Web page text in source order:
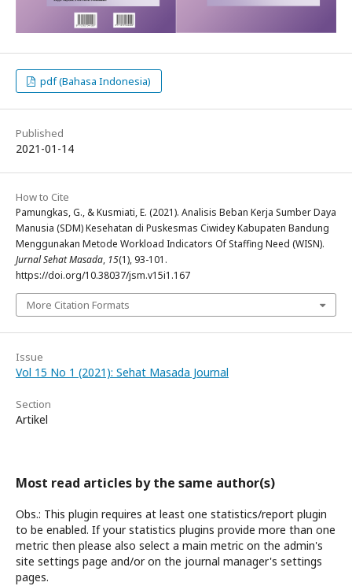
pdf (Bahasa Indonesia)
Published
2021-01-14
How to Cite
Pamungkas, G., & Kusmiati, E. (2021). Analisis Beban Kerja Sumber Daya
Manusia (SDM) Kesehatan di Puskesmas Ciwidey Kabupaten Bandung
Menggunakan Metode Workload Indicators Of Staffing Need (WISN).
Jurnal Sehat Masada, 15(1), 93-101.
https://doi.org/10.38037/jsm.v15i1.167
More Citation Formats
Issue
Vol 15 No 1 (2021): Sehat Masada Journal
Section
Artikel
Most read articles by the same author(s)
Obs.: This plugin requires at least one statistics/report plugin
to be enabled. If your statistics plugins provide more than one
metric then please also select a main metric on the admin's
site settings page and/or on the journal manager's settings
pages.